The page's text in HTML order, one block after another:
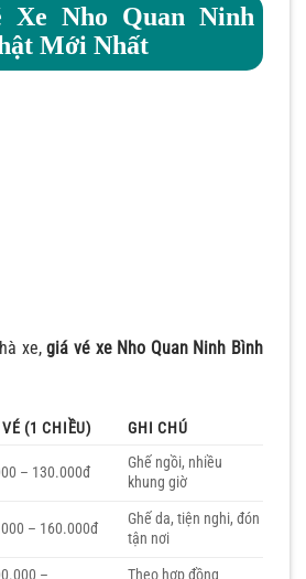
Nho Quan Ninh
Mới Nhất
xe,giá vé xe Nho Quan Ninh Bình
(1 CHIỀU) GHI CHÚ
– 130.000đ
Ghế ngồi, nhiều
khung giờ
– 160.000đ
Ghế da, tiện nghi, đón
tận nơi
– Theo hợp đồng